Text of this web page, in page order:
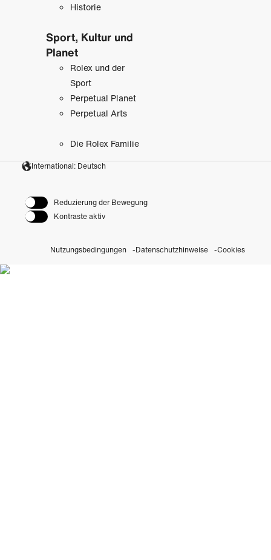
Historie
Sport, Kultur und
Planet
Rolex und der
Sport
Perpetual Planet
Perpetual Arts
Die Rolex Familie
International: Deutsch
Reduzierung der Bewegung
Kontraste aktiv
Nutzungsbedingungen Datenschutzhinweise Cookies